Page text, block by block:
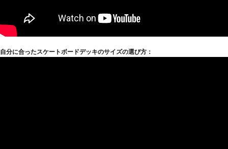
自分に合ったスケートボードデッキのサイズの選び方：